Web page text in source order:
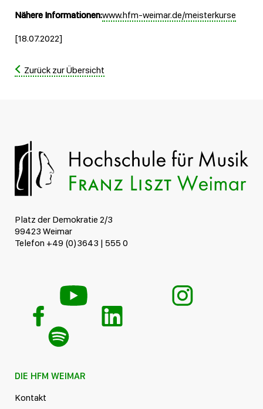
Nähere Informationen:www.hfm-weimar.de/meisterkurse
[18.07.2022]
Zurück zur Übersicht
Platz der Demokratie 2/3
99423 Weimar
Telefon +49 (0)3643 | 555 0
DIE HFM WEIMAR
Kontakt